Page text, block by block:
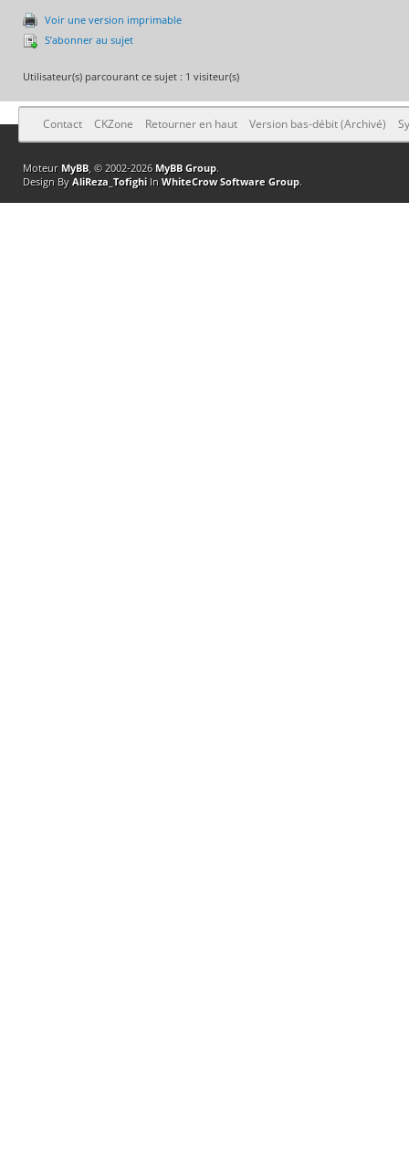
Voir une version imprimable
S’abonner au sujet
Utilisateur(s) parcourant ce sujet : 1 visiteur(s)
Contact CKZone Retourner en haut Version bas-débit (Archivé)
Moteur MyBB, © 2002-2026 MyBB Group.
Design By AliReza_TofighiIn WhiteCrow Software Group.